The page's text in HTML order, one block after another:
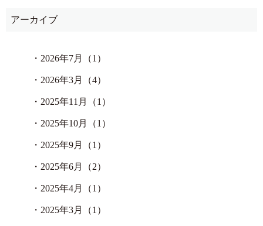
アーカイブ
・ 2026年7月（1）
・ 2026年3月（4）
・ 2025年11月（1）
・ 2025年10月（1）
・ 2025年9月（1）
・ 2025年6月（2）
・ 2025年4月（1）
・ 2025年3月（1）